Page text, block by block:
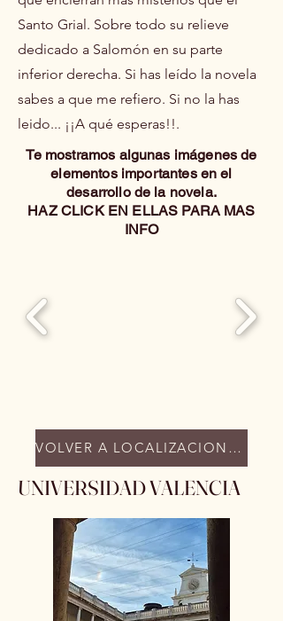
Santo Grial. Sobre todo su relieve
dedicado a Salomón en su parte
inferior derecha. Si has leído la novela
sabes a que me refiero. Si no la has
leido... ¡¡A qué esperas!!.
Te mostramos algunas imágenes de
elementos importantes en el
desarrollo de la novela.
HAZ CLICK EN ELLAS PARA MAS
INFO
VOLVER A LOCALIZACIONES
UNIVERSIDAD VALENCIA